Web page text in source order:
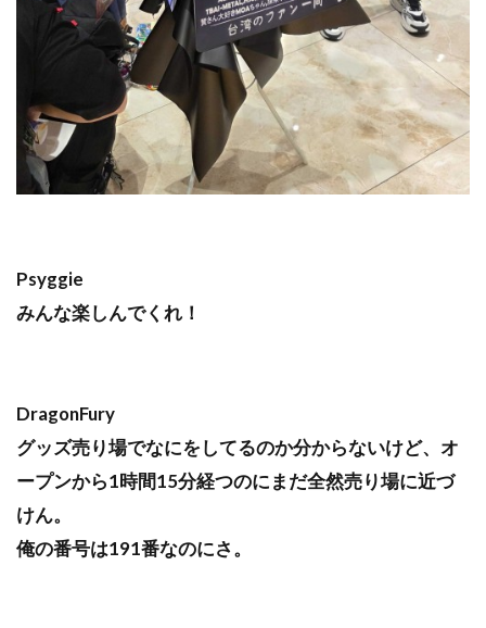
Psyggie
みんな楽しんでくれ！
DragonFury
グッズ売り場でなにをしてるのか分からないけど、オ
ープンから1時間15分経つのにまだ全然売り場に近づ
けん。
俺の番号は191番なのにさ。